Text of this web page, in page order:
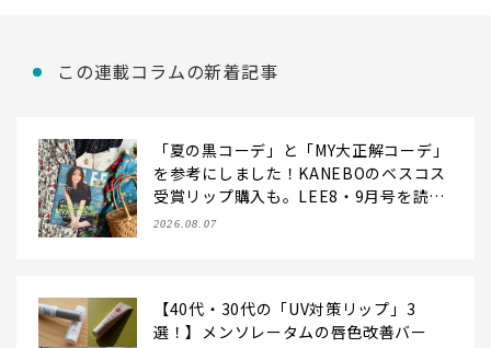
この連載コラムの新着記事
「夏の黒コーデ」と「MY大正解コーデ」
を参考にしました！KANEBOのベスコス
受賞リップ購入も。LEE8・9月号を読ん
だ6人の感想【LEE100人隊のレビューvo
2026.08.07
【40代・30代の「UV対策リップ」3
選！】メンソレータムの唇色改善バー